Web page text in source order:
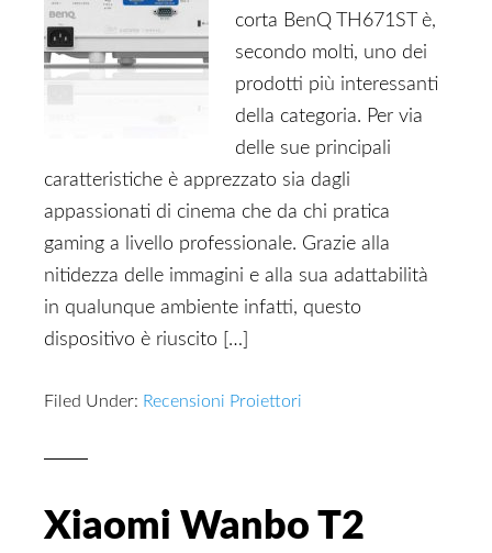
corta BenQ TH671ST è,
secondo molti, uno dei
prodotti più interessanti
della categoria. Per via
delle sue principali
caratteristiche è apprezzato sia dagli
appassionati di cinema che da chi pratica
gaming a livello professionale. Grazie alla
nitidezza delle immagini e alla sua adattabilità
in qualunque ambiente infatti, questo
dispositivo è riuscito […]
Filed Under: Recensioni Proiettori
Xiaomi Wanbo T2